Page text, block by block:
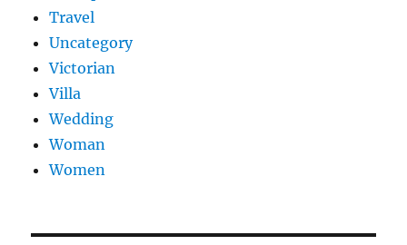
Travel
Uncategory
Victorian
Villa
Wedding
Woman
Women